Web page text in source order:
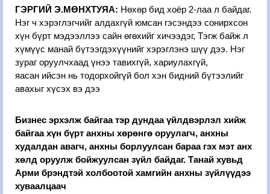
ГЭРГИЙ Э.МӨНХТУЯА: Нөхөр бид хоёр 2-лаа л байдаг.
Нэг ч хэрэглэгчийг алдахгүй юмсан гэсэндээ сонирхсон
хүн бүрт мэдээллээ сайн өгөхийг хичээдэг, Тэгж байж л
хүмүүс манай бүтээгдэхүүнийг хэрэглэнэ шүү дээ. Нэг
зураг оруулчхаад үнээ тавихгүй, хариулахгүй,
яасан ийсэн нь тодорхойгүй бол хэн бидний бүтээлийг
авахыг хүсэх вэ дээ
Бизнес эрхэлж байгаа тэр дундаа үйлдвэрлэл хийж
байгаа хүн бүрт анхны хөрөнгө оруулагч, анхны
худалдан авагч, анхны борлуулсан бараа гэх мэт анх
хөлд оруулж бойжуулсан зүйл байдаг. Танай хувьд
Арми брэндтэй холбоотой хамгийн анхны зүйлүүдээ
хуваалцаач